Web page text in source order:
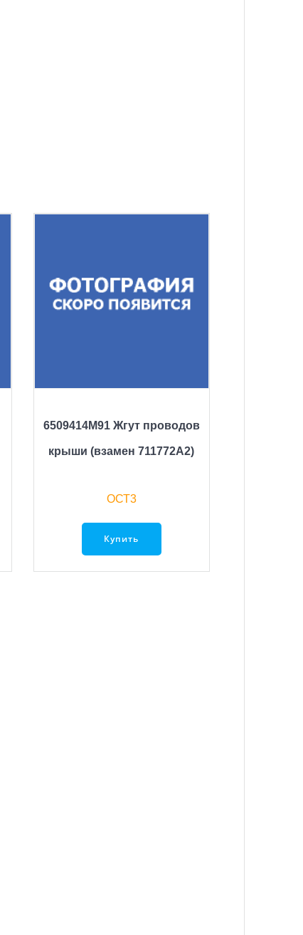
6509414M91 Жгут проводов
крыши (взамен 711772A2)
ОСТ3
Купить